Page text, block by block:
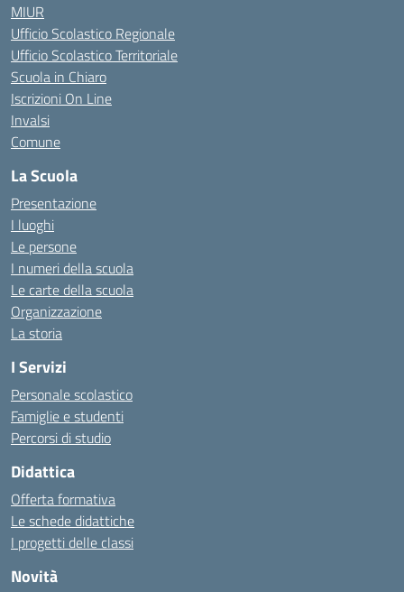
MIUR
Ufficio Scolastico Regionale
Ufficio Scolastico Territoriale
Scuola in Chiaro
Iscrizioni On Line
Invalsi
Comune
La Scuola
Presentazione
I luoghi
Le persone
I numeri della scuola
Le carte della scuola
Organizzazione
La storia
I Servizi
Personale scolastico
Famiglie e studenti
Percorsi di studio
Didattica
Offerta formativa
Le schede didattiche
I progetti delle classi
Novità